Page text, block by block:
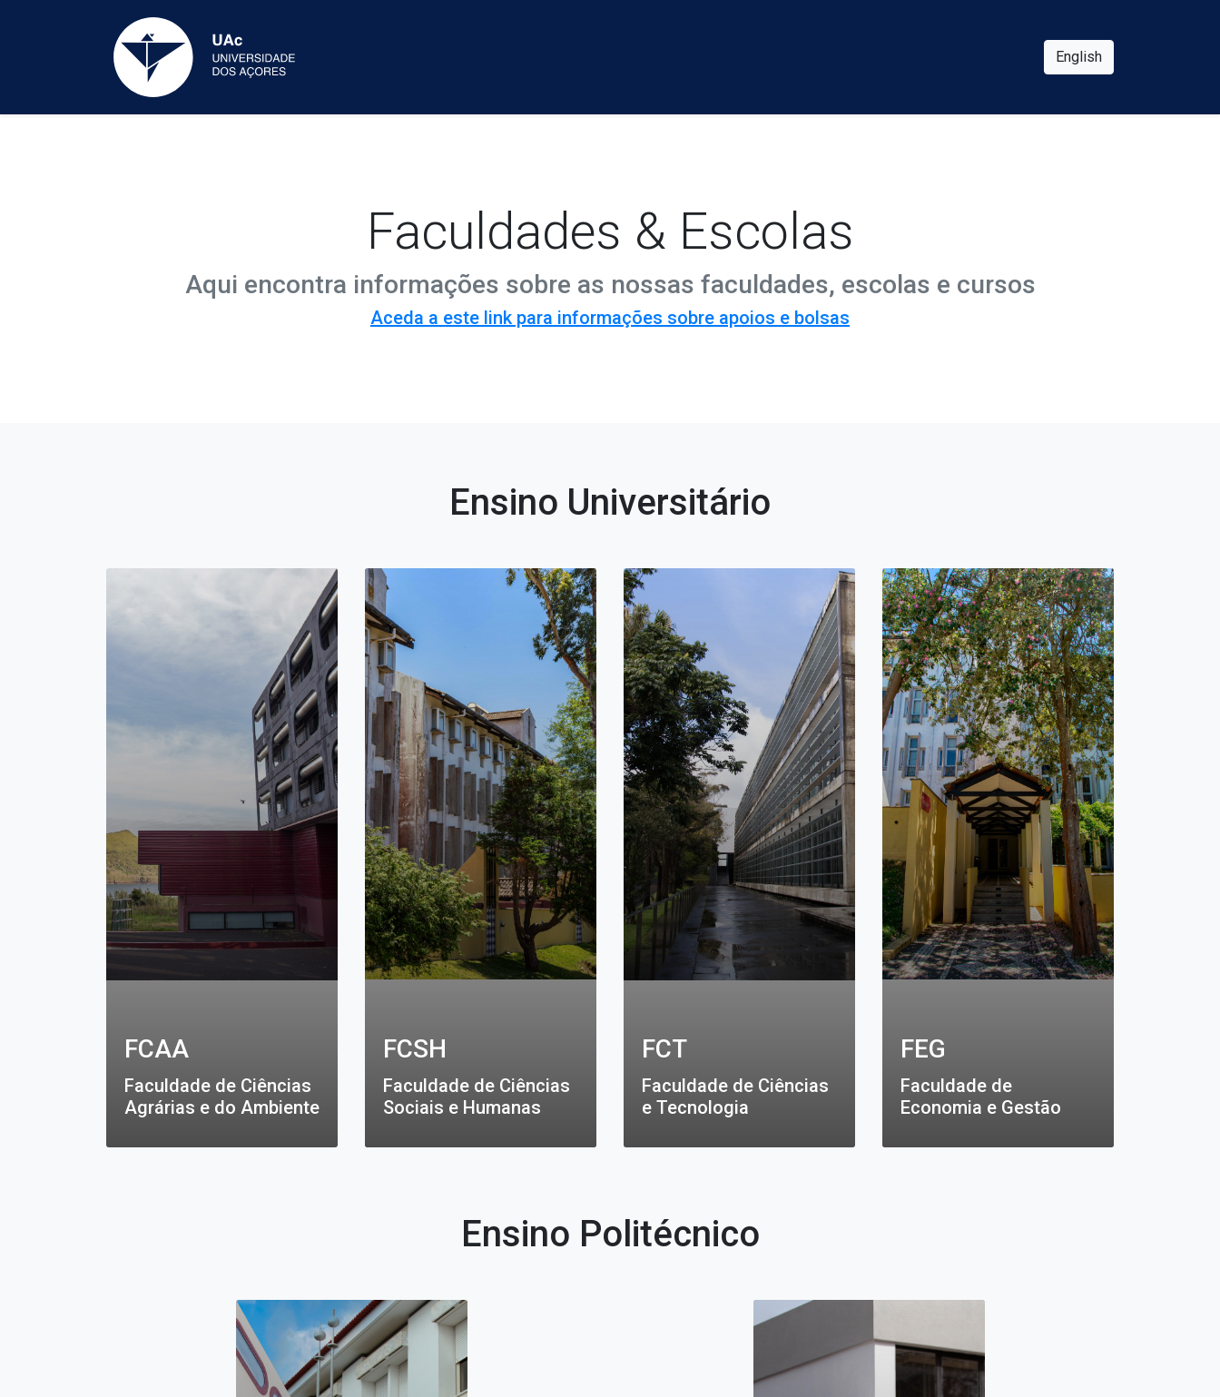
English
Faculdades & Escolas
Aqui encontra informações sobre as nossas faculdades, escolas e cursos
Aceda a este link para informações sobre apoios e bolsas
Ensino Universitário
FCAA
Faculdade de Ciências
Agrárias e do Ambiente
FCSH
Faculdade de Ciências
Sociais e Humanas
FCT
Faculdade de Ciências
e Tecnologia
FEG
Faculdade de
Economia e Gestão
Ensino Politécnico